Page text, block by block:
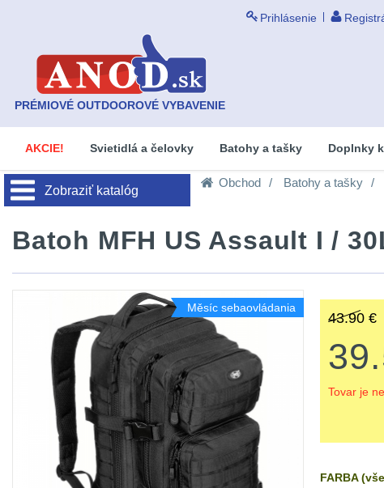
Prihlásenie
PRÉMIOVÉ OUTDOOROVÉ VYBAVENIE
AKCIE! Svietidlá a čelovky Batohy a tašky Doplnky
Zobraziť katalóg
Obchod Batohy a tašky
Batoh MFH US Assault I /
Měsíc sebaovládania
43.90 €
Tovar je
FARBA